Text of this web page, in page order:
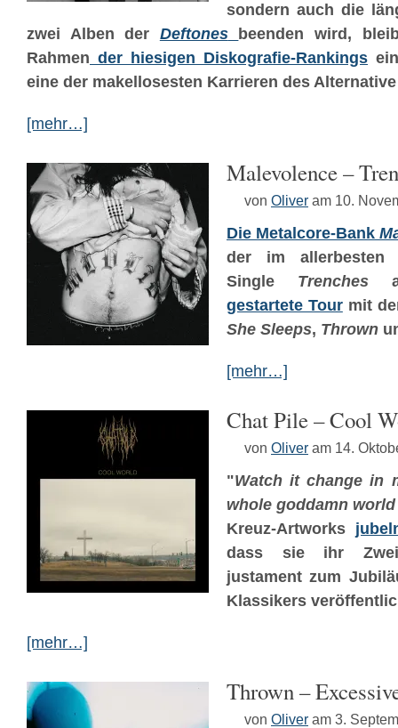
sondern auch die
zwei Alben der Deftones
beenden wird,
Rahmen der hiesigen Diskografie-Rankings
eine der makellosesten Karrieren des
[mehr…]
Malevolence –
von Oliver am 10.
Die Metalcore-Bank
der im allerbesten
Single Trenches
gestartete Tourmit
She Sleeps, Thrown
[mehr…]
Chat Pile – Cool
von Oliver am 14.
"Watch it change in
whole goddamn
Kreuz-Artworks
dass sie ihr
justament zum
Klassikers
[mehr…]
Thrown –
von Oliver am 3.